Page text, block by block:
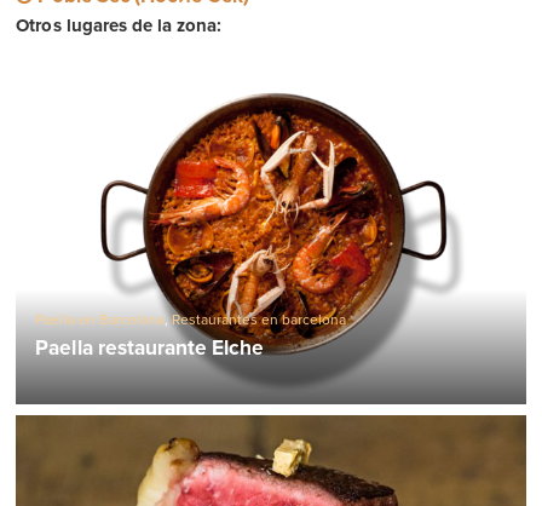
Otros lugares de la zona:
Paella en Barcelona,Restaurantes en barcelona
Paella restaurante Elche